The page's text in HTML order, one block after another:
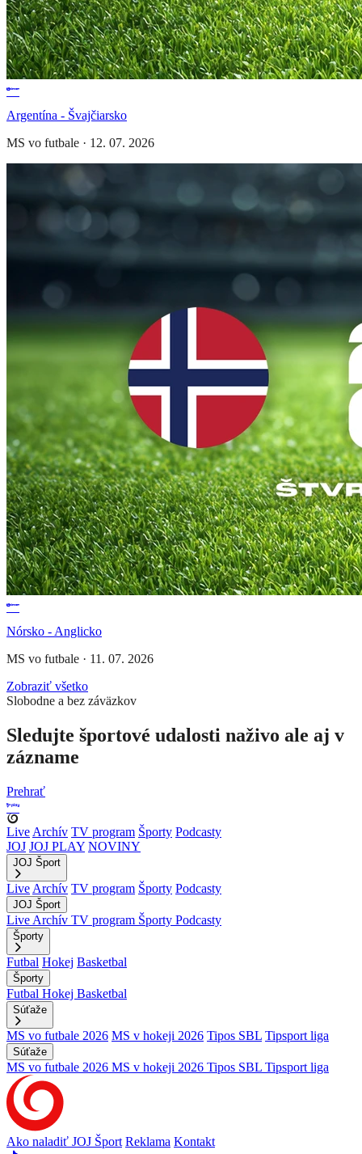
Argentína - Švajčiarsko
MS vo futbale · 12. 07. 2026
Nórsko - Anglicko
MS vo futbale · 11. 07. 2026
Zobraziť všetko
Slobodne a bez záväzkov
Sledujte športové udalosti naživo ale aj v
zázname
Prehrať
Live Archív TV program Športy Podcasty
JOJ JOJ PLAY NOVINY
JOJ Šport
Live Archív TV program Športy Podcasty
JOJ Šport
Live Archív TV program Športy Podcasty
Športy
Futbal Hokej Basketbal
Športy
Futbal Hokej Basketbal
Súťaže
MS vo futbale 2026 MS v hokeji 2026 Tipos SBL Tipsport liga
Súťaže
MS vo futbale 2026 MS v hokeji 2026 Tipos SBL Tipsport liga
Ako naladiť JOJ Šport Reklama Kontakt